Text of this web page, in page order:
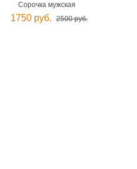
Сорочка мужская
1750 руб. 2500 руб.